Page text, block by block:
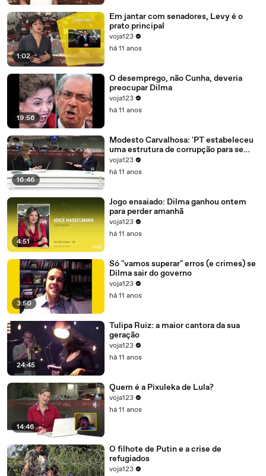
1:02
Em jantar com senadores, Levy é o
prato principal
voja123
há 11 anos
19:56
O desemprego, não Cunha, deveria
preocupar Dilma
voja123
há 11 anos
16:46
Modesto Carvalhosa: 'PT estabeleceu
uma estrutura de corrupção para se
manter no poder'
voja123
há 11 anos
4:51
Jogo ensaiado: Dilma ganhou ontem
para perder amanhã
voja123
há 11 anos
3:50
Só "vamos superar" erros (e crimes) se
Dilma sair do governo
voja123
há 11 anos
24:45
Tulipa Ruiz: a maior cantora da sua
geração
voja123
há 11 anos
14:46
Quem é a Pixuleka de Lula?
voja123
há 11 anos
O filhote de Putin e a crise de
refugiados
voja123